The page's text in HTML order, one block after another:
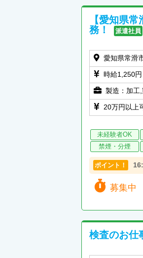
【愛知県
務！
派遣社員
愛知県常滑
時給1,250円
製造：加工
20万円以上
未経験者OK
禁煙・分煙
ポイント！
募集中
検査のお仕